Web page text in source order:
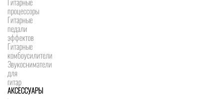
процессоры
Гитарные
педали
эффектов
Гитарные
комбоусилители
Звукосниматели
для
гитар
АКСЕССУАРЫ